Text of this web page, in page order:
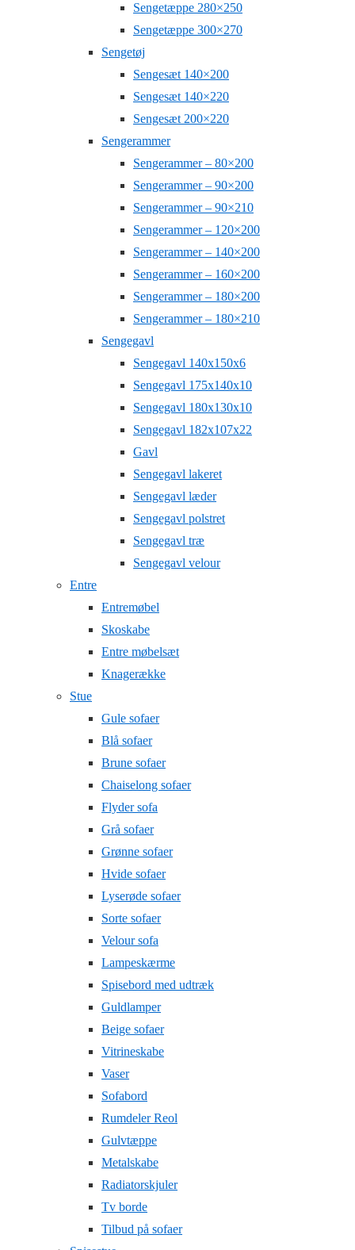
Sengetæppe 280×250
Sengetæppe 300×270
Sengetøj
Sengesæt 140×200
Sengesæt 140×220
Sengesæt 200×220
Sengerammer
Sengerammer – 80×200
Sengerammer – 90×200
Sengerammer – 90×210
Sengerammer – 120×200
Sengerammer – 140×200
Sengerammer – 160×200
Sengerammer – 180×200
Sengerammer – 180×210
Sengegavl
Sengegavl 140x150x6
Sengegavl 175x140x10
Sengegavl 180x130x10
Sengegavl 182x107x22
Gavl
Sengegavl lakeret
Sengegavl læder
Sengegavl polstret
Sengegavl træ
Sengegavl velour
Entre
Entremøbel
Skoskabe
Entre møbelsæt
Knagerække
Stue
Gule sofaer
Blå sofaer
Brune sofaer
Chaiselong sofaer
Flyder sofa
Grå sofaer
Grønne sofaer
Hvide sofaer
Lyserøde sofaer
Sorte sofaer
Velour sofa
Lampeskærme
Spisebord med udtræk
Guldlamper
Beige sofaer
Vitrineskabe
Vaser
Sofabord
Rumdeler Reol
Gulvtæppe
Metalskabe
Radiatorskjuler
Tv borde
Tilbud på sofaer